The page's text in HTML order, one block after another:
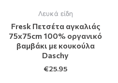
Λευκά είδη
Fresk Πετσέτα αγκαλιάς
75x75cm 100% οργανικό
βαμβάκι με κουκούλα
Daschy
€25.95